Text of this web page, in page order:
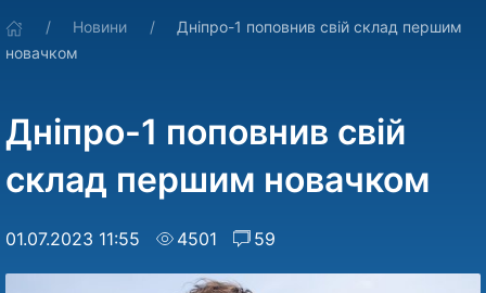
Новини
Дніпро-1 поповнив свій склад першим
новачком
Дніпро-1 поповнив свій
склад першим новачком
01.07.2023 11:55 4501 59